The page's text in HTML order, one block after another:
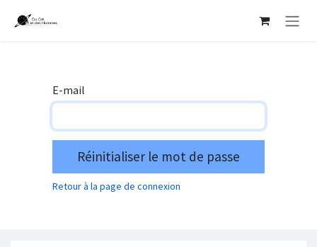
E-mail
Réinitialiser le mot de passe
Retour à la page de connexion